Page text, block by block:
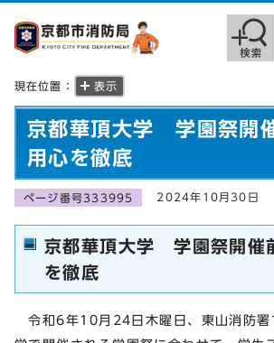
現在位置： 表示
京都華頂大学 学園祭開
用心を徹底
ページ番号333995 2024年10月30日
京都華頂大学 学園祭開催
を徹底
令和6年10月24日木曜日、東山消防署